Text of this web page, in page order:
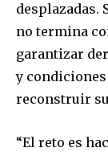
desplazadas.
no termina
garantizar
y
reconstruir
“El reto es